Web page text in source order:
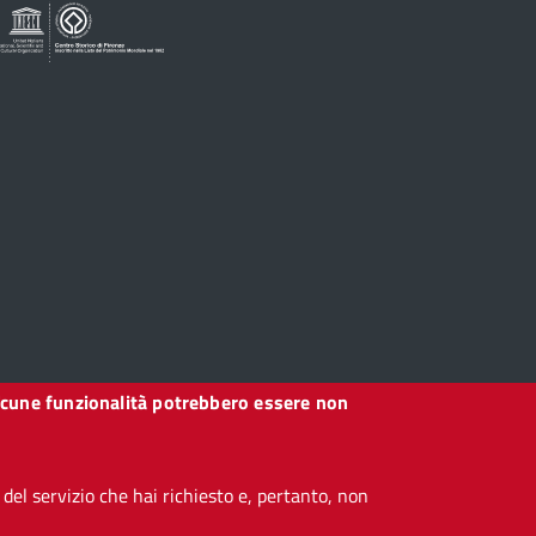
funzionalità potrebbero essere non
servizio che hai richiesto e, pertanto, non